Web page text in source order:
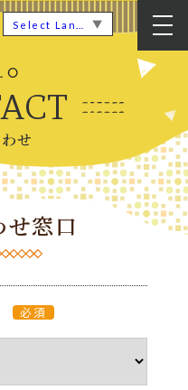
▼
せ
せ窓口
必須